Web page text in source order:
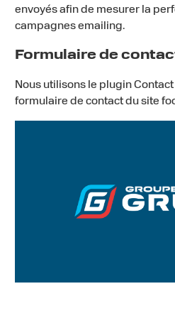
envoyés afin de mesurer la
campagnes emailing.
Formulaire de
Nous utilisons le plugin
formulaire de contact du site